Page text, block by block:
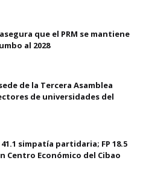
que el PRM se mantiene
al 2028
de la Tercera Asamblea
de universidades del
simpatía partidaria; FP 18.5
Centro Económico del Cibao